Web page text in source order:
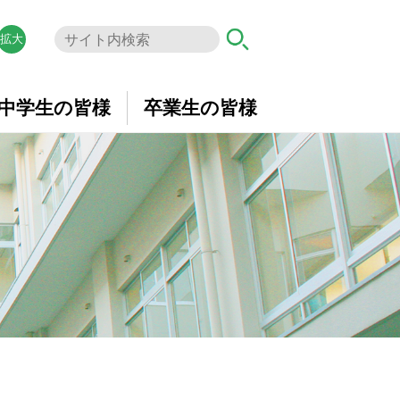
拡大
学生の皆様 卒業生の皆様